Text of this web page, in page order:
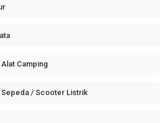
Camping
/ Scooter Listrik